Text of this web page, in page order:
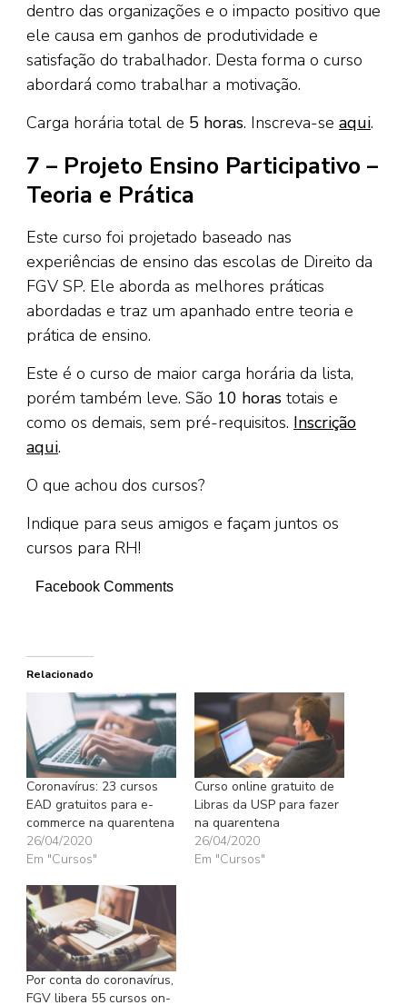
dentro das organizações e o impacto positivo que
ele causa em ganhos de produtividade e
satisfação do trabalhador. Desta forma o curso
abordará como trabalhar a motivação.
Carga horária total de 5 horas. Inscreva-se aqui.
7 – Projeto Ensino Participativo –
Teoria e Prática
Este curso foi projetado baseado nas
experiências de ensino das escolas de Direito da
FGV SP. Ele aborda as melhores práticas
abordadas e traz um apanhado entre teoria e
prática de ensino.
Este é o curso de maior carga horária da lista,
porém também leve. São 10 horas totais e
como os demais, sem pré-requisitos. Inscrição
aqui.
O que achou dos cursos?
Indique para seus amigos e façam juntos os
cursos para RH!
Facebook Comments
Relacionado
Coronavírus: 23 cursos
EAD gratuitos para e-
commerce na quarentena
26/04/2020
Em "Cursos"
Curso online gratuito de
Libras da USP para fazer
na quarentena
26/04/2020
Em "Cursos"
Por conta do coronavírus,
FGV libera 55 cursos on-